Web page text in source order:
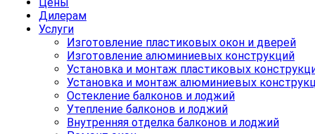
Дилерам
Услуги
Изготовление пластиковых окон и дверей
Изготовление алюминиевых конструкций
Установка и монтаж пластиковых
Установка и монтаж алюминиевых
Остекление балконов и лоджий
Утепление балконов и лоджий
Внутренняя отделка балконов и лоджий